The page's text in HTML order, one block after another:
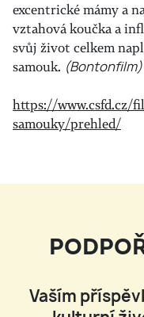
excentrické mámy a
vztahová koučka a
svůj život celkem
samouk. (Bontonfilm)
https://www.csfd.cz/
samouky/prehled/
Vaším